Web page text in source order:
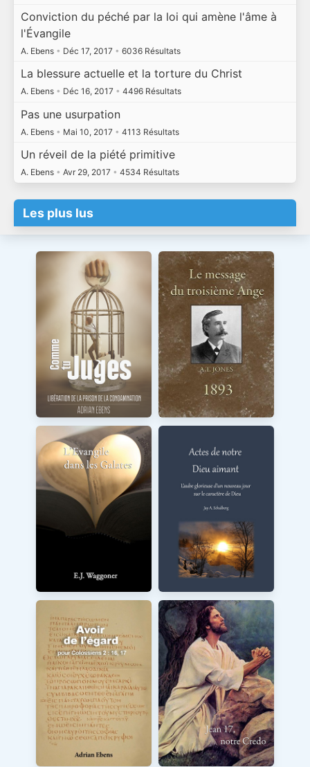
Conviction du péché par la loi qui amène l'âme à
l'Évangile
A. Ebens • Déc 17, 2017 • 6036 Résultats
La blessure actuelle et la torture du Christ
A. Ebens • Déc 16, 2017 • 4496 Résultats
Pas une usurpation
A. Ebens • Mai 10, 2017 • 4113 Résultats
Un réveil de la piété primitive
A. Ebens • Avr 29, 2017 • 4534 Résultats
Les plus lus